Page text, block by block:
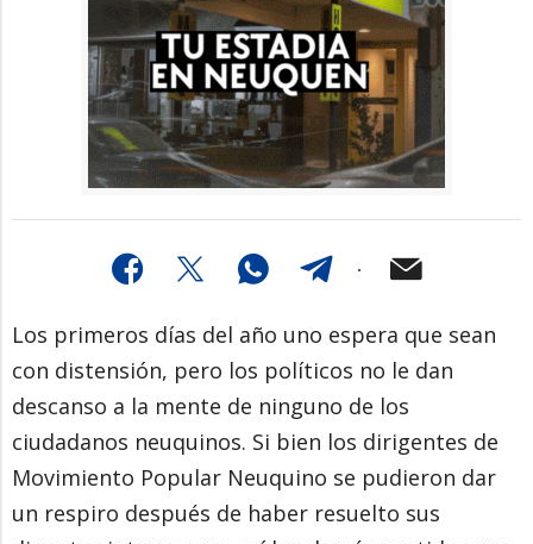
Los primeros días del año uno espera que sean
con distensión, pero los políticos no le dan
descanso a la mente de ninguno de los
ciudadanos neuquinos. Si bien los dirigentes de
Movimiento Popular Neuquino se pudieron dar
un respiro después de haber resuelto sus